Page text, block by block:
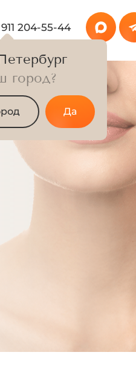
город?
Да
204-55-44